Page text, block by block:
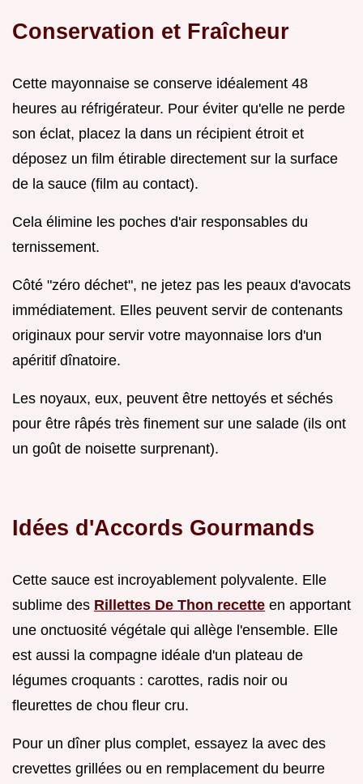
Conservation et Fraîcheur
Cette mayonnaise se conserve idéalement 48
heures au réfrigérateur. Pour éviter qu'elle ne perde
son éclat, placez la dans un récipient étroit et
déposez un film étirable directement sur la surface
de la sauce (film au contact).
Cela élimine les poches d'air responsables du
ternissement.
Côté "zéro déchet", ne jetez pas les peaux d'avocats
immédiatement. Elles peuvent servir de contenants
originaux pour servir votre mayonnaise lors d'un
apéritif dînatoire.
Les noyaux, eux, peuvent être nettoyés et séchés
pour être râpés très finement sur une salade (ils ont
un goût de noisette surprenant).
Idées d'Accords Gourmands
Cette sauce est incroyablement polyvalente. Elle
sublime des Rillettes De Thon recette en apportant
une onctuosité végétale qui allège l'ensemble. Elle
est aussi la compagne idéale d'un plateau de
légumes croquants : carottes, radis noir ou
fleurettes de chou fleur cru.
Pour un dîner plus complet, essayez la avec des
crevettes grillées ou en remplacement du beurre